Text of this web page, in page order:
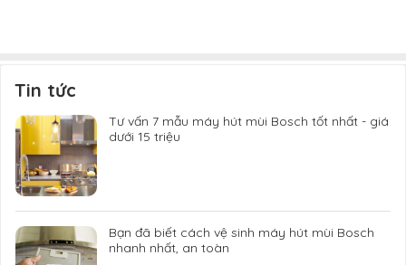
Tin tức
Tư vấn 7 mẫu máy hút mùi Bosch tốt nhất - giá
dưới 15 triệu
Bạn đã biết cách vệ sinh máy hút mùi Bosch
nhanh nhất, an toàn